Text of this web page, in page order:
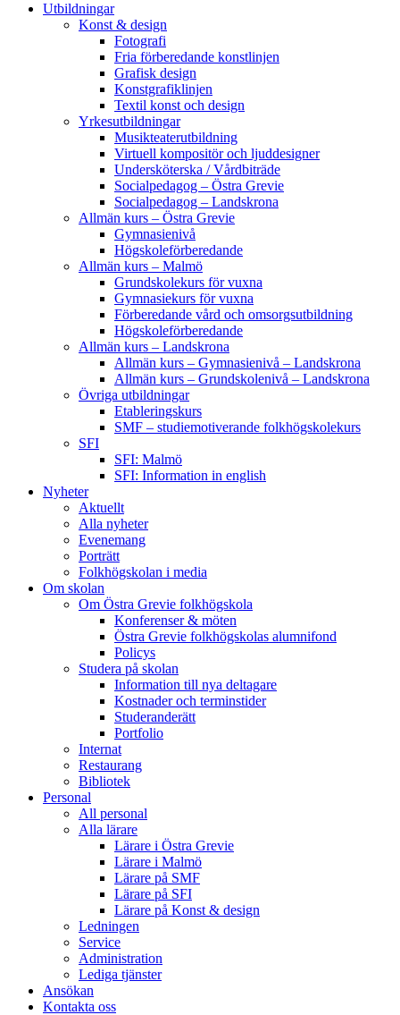
Utbildningar
Konst & design
Fotografi
Fria förberedande konstlinjen
Grafisk design
Konstgrafiklinjen
Textil konst och design
Yrkesutbildningar
Musikteaterutbildning
Virtuell kompositör och ljuddesigner
Undersköterska / Vårdbiträde
Socialpedagog – Östra Grevie
Socialpedagog – Landskrona
Allmän kurs – Östra Grevie
Gymnasienivå
Högskoleförberedande
Allmän kurs – Malmö
Grundskolekurs för vuxna
Gymnasiekurs för vuxna
Förberedande vård och omsorgsutbildning
Högskoleförberedande
Allmän kurs – Landskrona
Allmän kurs – Gymnasienivå – Landskrona
Allmän kurs – Grundskolenivå – Landskrona
Övriga utbildningar
Etableringskurs
SMF – studiemotiverande folkhögskolekurs
SFI
SFI: Malmö
SFI: Information in english
Nyheter
Aktuellt
Alla nyheter
Evenemang
Porträtt
Folkhögskolan i media
Om skolan
Om Östra Grevie folkhögskola
Konferenser & möten
Östra Grevie folkhögskolas alumnifond
Policys
Studera på skolan
Information till nya deltagare
Kostnader och terminstider
Studeranderätt
Portfolio
Internat
Restaurang
Bibliotek
Personal
All personal
Alla lärare
Lärare i Östra Grevie
Lärare i Malmö
Lärare på SMF
Lärare på SFI
Lärare på Konst & design
Ledningen
Service
Administration
Lediga tjänster
Ansökan
Kontakta oss